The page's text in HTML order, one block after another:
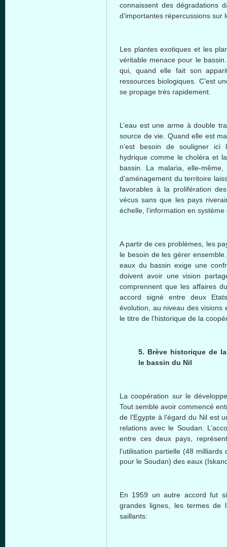
connaissent des
d’importantes répercussions sur
Les plantes exotiques et les
véritable menace pour le
qui, quand elle fait son
ressources biologiques. C’est
se propage très rapidement.
L’eau est une arme à double
source de vie. Quand elle est
n’est besoin de souligner ici
hydrique comme le choléra et
bassin. La malaria, elle-
d’aménagement du territoire
favorables à la prolifération
vécus sans que les pays
échelle, l’information en système
A partir de ces problèmes, les
le besoin de les gérer
eaux du bassin exige une
doivent avoir une vision
comprennent que les affaires
accord signé entre deux
évolution, au niveau des visions
le titre de l’historique de la
5. Brève historique de
le bassin du Nil
La coopération sur le
Tout semble avoir commencé
de l’Egypte à l’égard du Nil est
relations avec le Soudan.
entre ces deux pays,
l’utilisation partielle (48 milliards
pour le Soudan) des eaux
En 1959 un autre accord fut
grandes lignes, les termes de
saillants: